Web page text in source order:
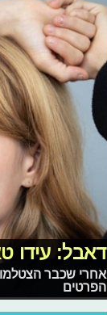
דאבל: עידו
אחרי שכבר הצטלמו
הפרטים